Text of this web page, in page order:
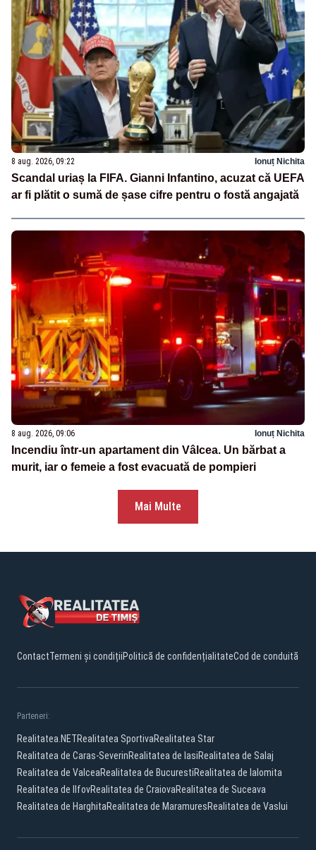
8 aug. 2026, 09:22 Ionuț Nichita
Scandal uriaș la FIFA. Gianni Infantino, acuzat că UEFA
ar fi plătit o sumă de șase cifre pentru o fostă angajată
8 aug. 2026, 09:06 Ionuț Nichita
Incendiu într-un apartament din Vâlcea. Un bărbat a
murit, iar o femeie a fost evacuată de pompieri
Mai Multe
ContactTermeni și condițiiPolitică de confidențialitateCod de conduită
Parteneri:
Realitatea.NETRealitatea SportivaRealitatea Star
Realitatea de Caras-SeverinRealitatea de IasiRealitatea de Salaj
Realitatea de ValceaRealitatea de BucurestiRealitatea de Ialomita
Realitatea de IlfovRealitatea de CraiovaRealitatea de Suceava
Realitatea de HarghitaRealitatea de MaramuresRealitatea de Vaslui